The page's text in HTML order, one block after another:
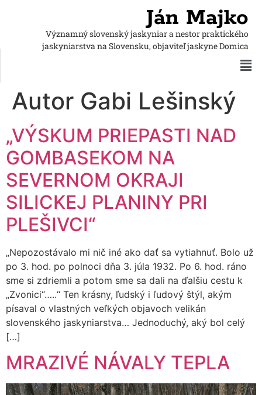
Ján Majko
Významný slovenský jaskyniar a nestor praktického
jaskyniarstvana Slovensku, objaviteľ jaskyne Domica
Autor Gabi Lešinský
„VÝSKUM PRIEPASTI NAD
GOMBASEKOM NA
SEVERNOM OKRAJI
SILICKEJ PLANINY PRI
PLEŠIVCI“
„Nepozostávalo mi nič iné ako dať sa vytiahnuť. Bolo už
po 3. hod. po polnoci dňa 3. júla 1932. Po 6. hod. ráno
sme si zdriemli a potom sme sa dali na ďalšiu cestu k
„Zvonici“…..“ Ten krásny, ľudský i ľudový štýl, akým
písaval o vlastných veľkých objavoch velikán
slovenského jaskyniarstva… Jednoduchý, aký bol celý
[…]
MRAZIVÉ NÁVALY TEPLA